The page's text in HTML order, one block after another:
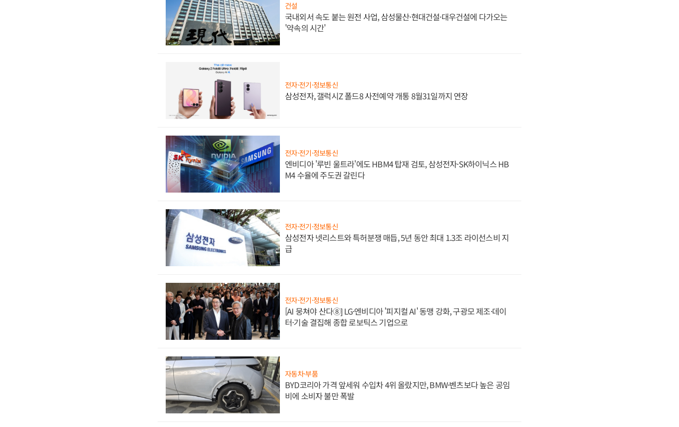
건설
국내외서 속도 붙는 원전 사업, 삼성물산·현대건설·대우건설에 다가오는
'약속의 시간'
전자·전기·정보통신
삼성전자, 갤럭시Z 폴드8 사전예약 개통 8월31일까지 연장
전자·전기·정보통신
엔비디아 '루빈 울트라'에도 HBM4 탑재 검토, 삼성전자·SK하이닉스 HB
M4 수율에 주도권 갈린다
전자·전기·정보통신
삼성전자 넷리스트와 특허분쟁 매듭, 5년 동안 최대 1.3조 라이선스비 지
급
전자·전기·정보통신
[AI 뭉쳐야 산다⑧] LG·엔비디아 '피지컬 AI' 동맹 강화, 구광모 제조·데이
터·기술 결집해 종합 로보틱스 기업으로
자동차·부품
BYD코리아 가격 앞세워 수입차 4위 올랐지만, BMW·벤츠보다 높은 공임
비에 소비자 불만 폭발